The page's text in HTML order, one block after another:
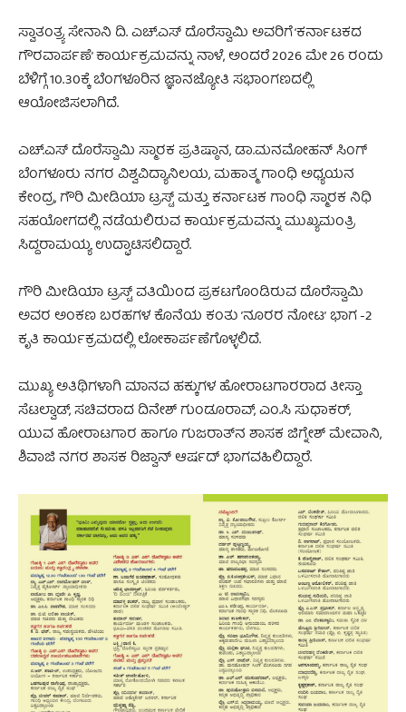
ಸ್ವಾತಂತ್ರ್ಯ ಸೇನಾನಿ ದಿ. ಎಚ್.ಎಸ್ ದೊರೆಸ್ವಾಮಿ ಅವರಿಗೆ ‘ಕರ್ನಾಟಕದ
ಗೌರವಾರ್ಪಣೆ’ ಕಾರ್ಯಕ್ರಮವನ್ನು ನಾಳೆ, ಅಂದರೆ 2026 ಮೇ 26 ರಂದು
ಬೆಳಿಗ್ಗೆ 10.30ಕ್ಕೆ ಬೆಂಗಳೂರಿನ ಜ್ಞಾನಜ್ಯೋತಿ ಸಭಾಂಗಣದಲ್ಲಿ
ಆಯೋಜಿಸಲಾಗಿದೆ.
ಎಚ್.ಎಸ್‌ ದೊರೆಸ್ವಾಮಿ ಸ್ಮಾರಕ ಪ್ರತಿಷ್ಠಾನ, ಡಾ.ಮನಮೋಹನ್‌ ಸಿಂಗ್‌
ಬೆಂಗಳೂರು ನಗರ ವಿಶ್ವವಿದ್ಯಾನಿಲಯ, ಮಹಾತ್ಮ ಗಾಂಧಿ ಅಧ್ಯಯನ
ಕೇಂದ್ರ, ಗೌರಿ ಮೀಡಿಯಾ ಟ್ರಸ್ಟ್‌ ಮತ್ತು ಕರ್ನಾಟಕ ಗಾಂಧಿ ಸ್ಮಾರಕ ನಿಧಿ
ಸಹಯೋಗದಲ್ಲಿ ನಡೆಯಲಿರುವ ಕಾರ್ಯಕ್ರಮವನ್ನು ಮುಖ್ಯಮಂತ್ರಿ
ಸಿದ್ದರಾಮಯ್ಯ ಉದ್ಘಾಟಿಸಲಿದ್ದಾರೆ.
ಗೌರಿ ಮೀಡಿಯಾ ಟ್ರಸ್ಟ್‌ ವತಿಯಿಂದ ಪ್ರಕಟಗೊಂಡಿರುವ ದೊರೆಸ್ವಾಮಿ
ಅವರ ಅಂಕಣ ಬರಹಗಳ ಕೊನೆಯ ಕಂತು ʼನೂರರ ನೋಟʼ ಭಾಗ -2
ಕೃತಿ ಕಾರ್ಯಕ್ರಮದಲ್ಲಿ ಲೋಕಾರ್ಪಣೆಗೊಳ್ಳಲಿದೆ.
ಮುಖ್ಯ ಅತಿಥಿಗಳಾಗಿ ಮಾನವ ಹಕ್ಕುಗಳ ಹೋರಾಟಗಾರರಾದ ತೀಸ್ತಾ
ಸೆಟಲ್ವಾಡ್‌, ಸಚಿವರಾದ ದಿನೇಶ್‌ ಗುಂಡೂರಾವ್‌, ಎಂ.ಸಿ ಸುಧಾಕರ್‌,
ಯುವ ಹೋರಾಟಗಾರ ಹಾಗೂ ಗುಜರಾತ್‌ನ ಶಾಸಕ ಜಿಗ್ನೇಶ್‌ ಮೇವಾನಿ,
ಶಿವಾಜಿ ನಗರ ಶಾಸಕ ರಿಜ್ವಾನ್‌ ಆರ್ಷದ್‌ ಭಾಗವಹಿಲಿದ್ದಾರೆ.